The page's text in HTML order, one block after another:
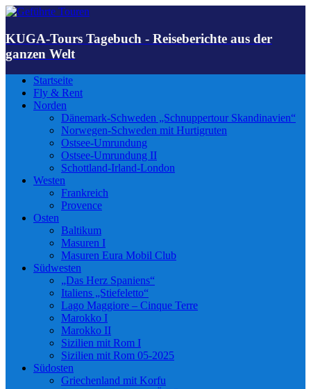
KUGA-Tours Tagebuch - Reiseberichte aus der
ganzen Welt
Startseite
Fly & Rent
Norden
Dänemark-Schweden „Schnuppertour Skandinavien“
Norwegen-Schweden mit Hurtigruten
Ostsee-Umrundung
Ostsee-Umrundung II
Schottland-Irland-London
Westen
Frankreich
Provence
Osten
Baltikum
Masuren I
Masuren Eura Mobil Club
Südwesten
„Das Herz Spaniens“
Italiens „Stiefeletto“
Lago Maggiore – Cinque Terre
Marokko I
Marokko II
Sizilien mit Rom I
Sizilien mit Rom 05-2025
Südosten
Griechenland mit Korfu